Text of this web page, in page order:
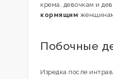
крема, девочкам и
кормящим
Побочные
Изредка после